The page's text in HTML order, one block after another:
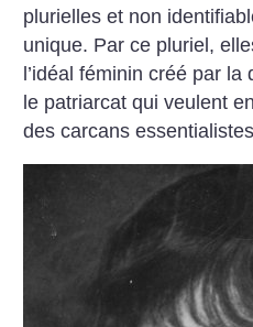
plurielles et non
unique. Par ce pluriel,
l’idéal féminin créé par
le patriarcat qui veulent
des carcans essentialistes